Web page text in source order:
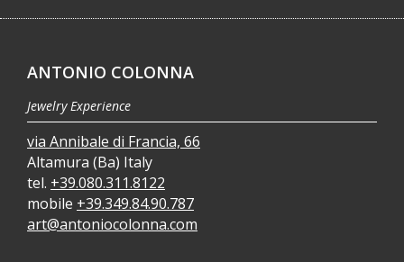
ANTONIO COLONNA
Jewelry Experience
via Annibale di Francia, 66
Altamura (Ba) Italy
tel. +39.080.311.8122
mobile +39.349.84.90.787
art@antoniocolonna.com